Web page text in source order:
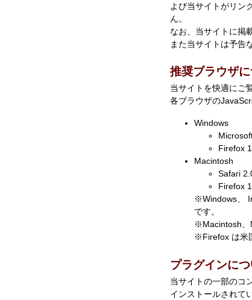
よび当サイトがリン
ん。
なお、当サイトに掲
また当サイトは予告
推奨ブラウザ
当サイトを快適にご
各ブラウザの
Windows
Firefox
Macintosh
Safari
Firefox
※Windows、
です。
※Macintosh、
※Firefox は米
プラグインに
当サイトの一部のコ
インストールされて